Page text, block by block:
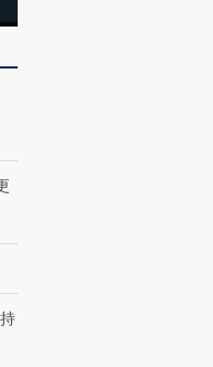
：不靠规模取胜，华
大增长引擎是什么？